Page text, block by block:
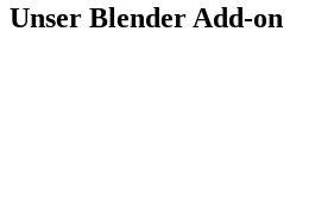
Unser Blender Add-on